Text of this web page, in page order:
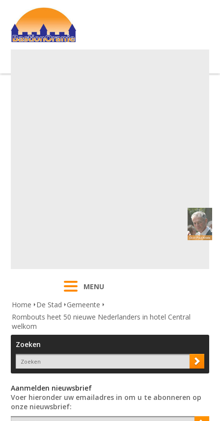
MENU
Home
De Stad
Gemeente
Rombouts heet 50 nieuwe Nederlanders in hotel Central
welkom
Zoeken
Aanmelden nieuwsbrief
Voer hieronder uw emailadres in om u te abonneren op
onze nieuwsbrief: